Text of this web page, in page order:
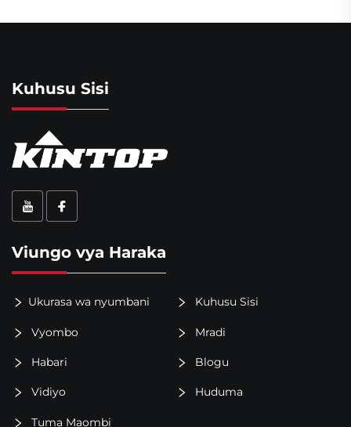
Kuhusu Sisi
Viungo vya Haraka
Ukurasa wa nyumbani Kuhusu Sisi
Vyombo Mradi
Habari Blogu
Vidiyo Huduma
Tuma Maombi